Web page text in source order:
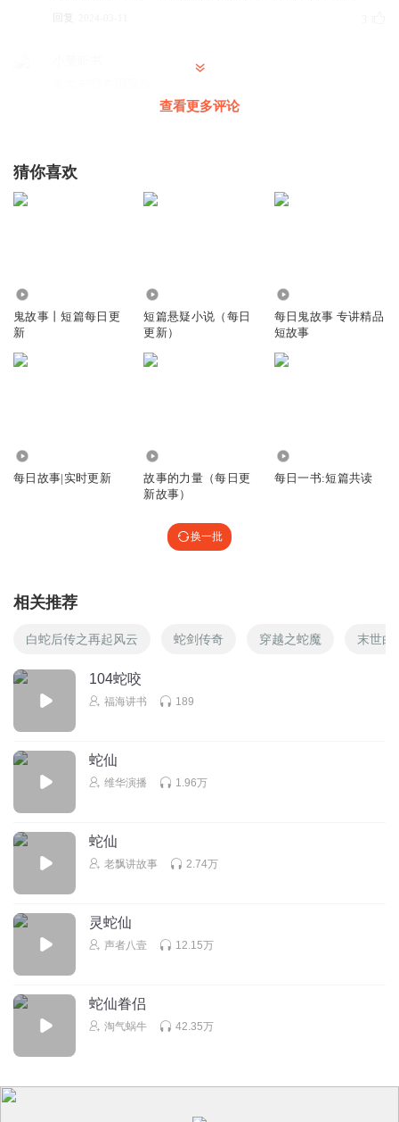
回复
这个地主，那个女孩子就不管父亲，有没有后续
你的声音演绎日本推理故事是绝配
这是一个老故事，我三十年前听过，《蛇郎与阿易》
回复 2021-05-29 1
听到带着猎枪。。突然蛇仙儿啥的就特别违和
查看更多评论
猜你喜欢
鬼故事丨短篇每日更
新
短篇悬疑小说（每日
更新）
每日鬼故事 专讲精品
短故事
每日故事|实时更新
故事的力量（每日更
新故事）
每日一书:短篇共读
换一批
相关推荐
白蛇后传之再起风云 蛇剑传奇 穿越之蛇魔 末世白
104蛇咬
福海讲书 189
蛇仙
维华演播 1.96万
蛇仙
老飘讲故事 2.74万
灵蛇仙
声者八壹 12.15万
蛇仙眷侣
淘气蜗牛 42.35万